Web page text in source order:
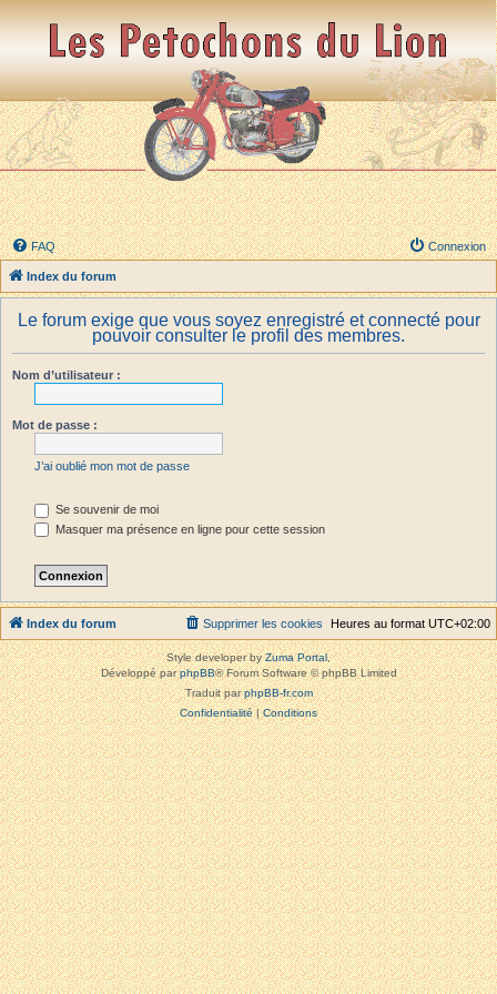
FAQ Connexion
Index du forum
Le forum exige que vous soyez enregistré et connecté pour
pouvoir consulter le profil des membres.
Nom d’utilisateur :
Mot de passe :
J’ai oublié mon mot de passe
Se souvenir de moi
Masquer ma présence en ligne pour cette session
Index du forum Heures au format UTC+02:00
Supprimer les cookies
Style developer byZuma Portal,
Développé parphpBB® Forum Software © phpBB Limited
Traduit parphpBB-fr.com
Confidentialité|Conditions